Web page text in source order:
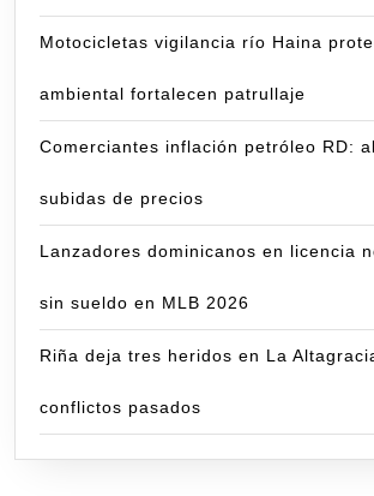
Motocicletas vigilancia río Haina
ambiental fortalecen patrullaje
Comerciantes inflación petróleo RD:
subidas de precios
Lanzadores dominicanos en licencia
sin sueldo en MLB 2026
Riña deja tres heridos en La
conflictos pasados